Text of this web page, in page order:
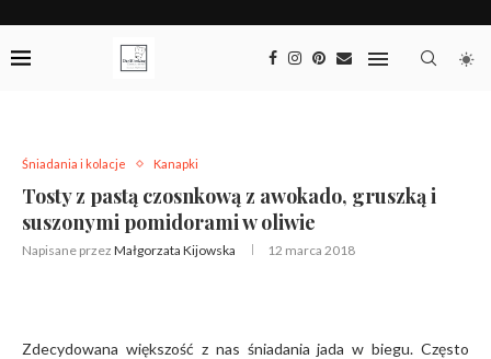
Śniadania i kolacje Kanapki
Tosty z pastą czosnkową z awokado, gruszką i
suszonymi pomidorami w oliwie
Napisane przez Małgorzata Kijowska 12 marca 2018
Zdecydowana większość z nas śniadania jada w biegu. Często